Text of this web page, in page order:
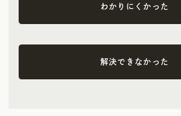
わかりにくかった
解決できなかった